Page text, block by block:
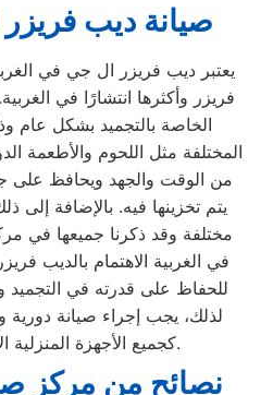
صيانة ديب
يعتبر ديب فريزر ال جي في
فريزر وأكثرها انتشارًا في
الخاصة بالتجميد بشكل عام
المختلفة مثل اللحوم والأطعمة
من الوقت والجهد ويحافظ على
يتم تخزينها فيه. بالإضافة إلى
مختلفة وقد ذكرنا جميعها في
في الغربية الاهتمام بالديب
للحفاظ على قدرته في
لذلك، يجب إجراء صيانة دورية
كجميع الأجهزة المنزلية الأخرى، للحفاظ عليها.
نصائح من مركز